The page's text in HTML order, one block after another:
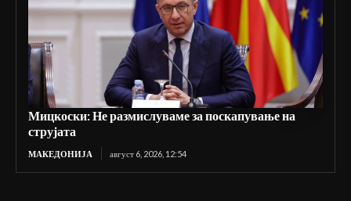
Мицкоски: Не размислуваме за поскапување на
струјата
МАКЕДОНИЈА август 6, 2026, 12:54